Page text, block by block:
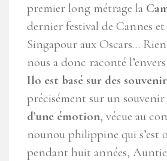
premier long métrage la
dernier festival de Cannes
Singapour aux Oscars…
nous a donc raconté
Ilo est basé sur des
précisément sur un souvenir
d’une émotion, vécue au
nounou philippine qui s’est
pendant huit années,